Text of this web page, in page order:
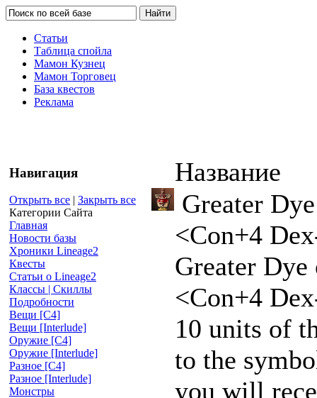
Статьи
Таблица спойла
Мамон Кузнец
Мамон Торговец
База квестов
Реклама
Навигация
Открыть все | Закрыть все
Категории Сайта
Главная
Новости базы
Хроники Lineage2
Квесты
Статьи о Lineage2
Классы | Скиллы
Подробности
Вещи [С4]
Вещи [Interlude]
Оружие [С4]
Оружие [Interlude]
Разное [C4]
Разное [Interlude]
Монстры
Название
Greater
<Con+4
Greater
<Con+4
10 units of
to the
you will